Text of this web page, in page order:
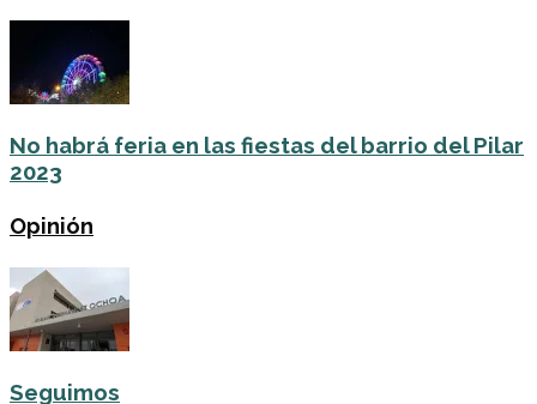
No habrá feria en las fiestas del barrio del Pilar
2023
Opinión
Seguimos